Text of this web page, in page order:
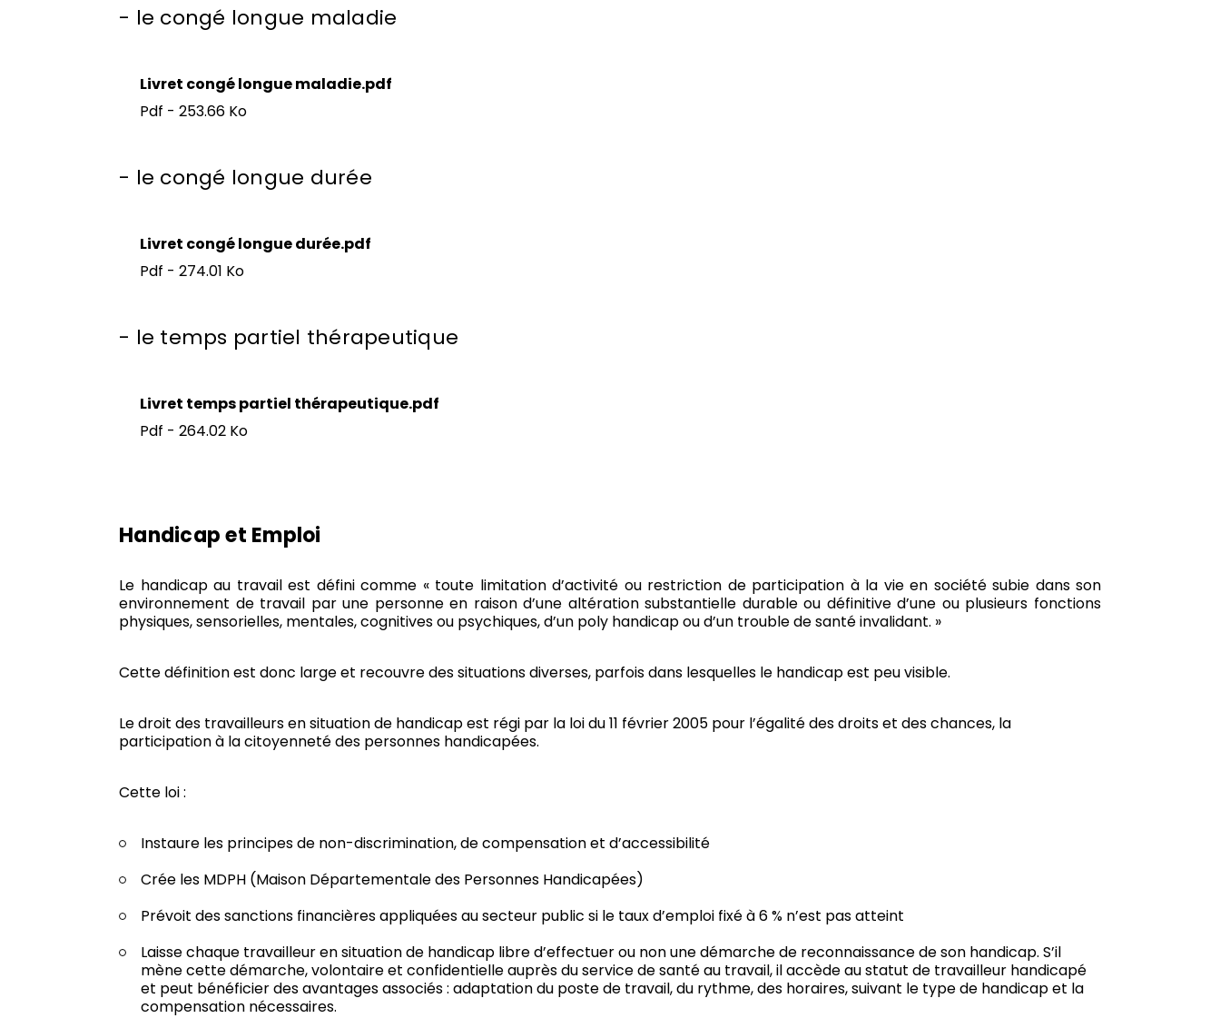
- le congé longue maladie
Livret congé longue maladie.pdf
Pdf - 253.66 Ko
- le congé longue durée
Livret congé longue durée.pdf
Pdf - 274.01 Ko
- le temps partiel thérapeutique
Livret temps partiel thérapeutique.pdf
Pdf - 264.02 Ko
Handicap et Emploi
Le handicap au travail est défini comme « toute limitation d’activité ou restriction de participation à la vie en société subie dans son
environnement de travail par une personne en raison d’une altération substantielle durable ou définitive d’une ou plusieurs fonctions
physiques, sensorielles, mentales, cognitives ou psychiques, d’un poly handicap ou d’un trouble de santé invalidant. »
Cette définition est donc large et recouvre des situations diverses, parfois dans lesquelles le handicap est peu visible.
Le droit des travailleurs en situation de handicap est régi par la loi du 11 février 2005 pour l’égalité des droits et des chances, la
participation à la citoyenneté des personnes handicapées.
Cette loi :
Instaure les principes de non-discrimination, de compensation et d’accessibilité
Crée les MDPH (Maison Départementale des Personnes Handicapées)
Prévoit des sanctions financières appliquées au secteur public si le taux d’emploi fixé à 6 % n’est pas atteint
Laisse chaque travailleur en situation de handicap libre d’effectuer ou non une démarche de reconnaissance de son handicap. S’il
mène cette démarche, volontaire et confidentielle auprès du service de santé au travail, il accède au statut de travailleur handicapé
et peut bénéficier des avantages associés : adaptation du poste de travail, du rythme, des horaires, suivant le type de handicap et la
compensation nécessaires.